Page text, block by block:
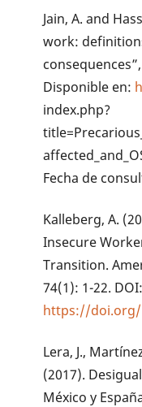
Jain, A. and
work:
Disponible en:
index.php?
Fecha de
Kalleberg, A.
Insecure
Transition.
74(1): 1-22. DOI:
https://doi.org/
Lera, J.,
(2017).
México y